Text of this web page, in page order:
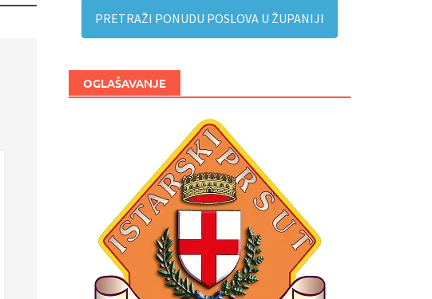
PRETRAŽI PONUDU POSLOVA U ŽUPANIJI
OGLAŠAVANJE